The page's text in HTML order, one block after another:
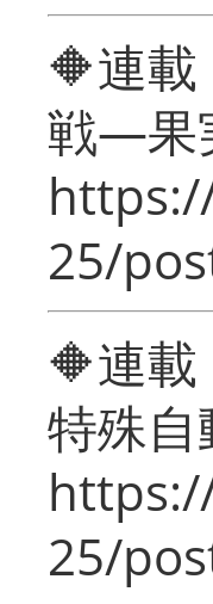
🔶連
戦―果
25/
🔶連
特殊自
25/